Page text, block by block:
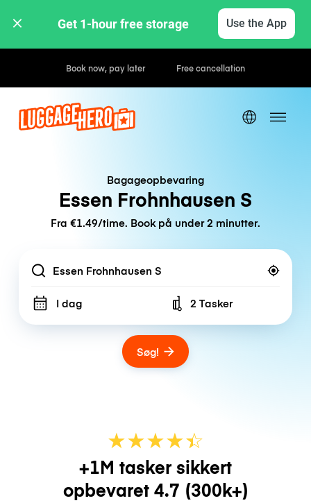
Get 1-hour free storage Use the App
Hourly / Daily Rates
Bagageopbevaring
Essen Frohnhausen S
Fra €1.49/time. Book på under 2 minutter.
Location
I dag Number of bags
2 Tasker
Søg!
★★★★☆
★
+1M tasker sikkert
opbevaret 4.7 (300k+)